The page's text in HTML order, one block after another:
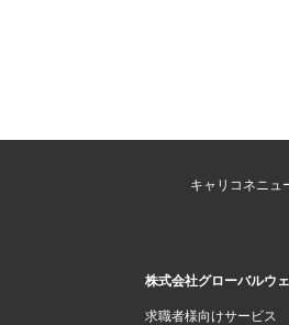
キャリコネニュ
株式会社グローバルウ
求職者様向けサービス